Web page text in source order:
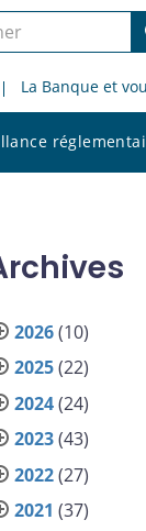
La Banque et
2026(10)
2025(22)
2024(24)
2023(43)
2022(27)
2021 (37)